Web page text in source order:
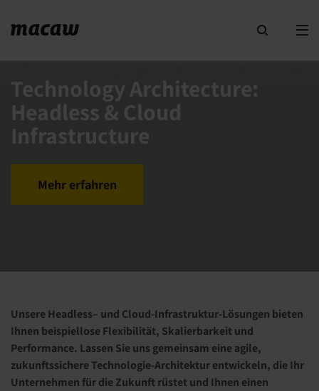
Technology Architecture:
Headless & Cloud
Infrastructure
Mehr erfahren
UnsereHeadless– und Cloud-Infrastruktur-Lösungen bieten
Ihnen beispiellose Flexibilität, Skalierbarkeit und
Performance. Lassen Sie uns gemeinsam eine agile,
zukunftssichere Technologie-Architektur entwickeln, die Ihr
Unternehmen für die Zukunft rüstet und Ihnen einen